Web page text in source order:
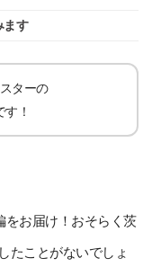
ます
ターの
す！
をお届け！おそらく茨
たことがないでしょ